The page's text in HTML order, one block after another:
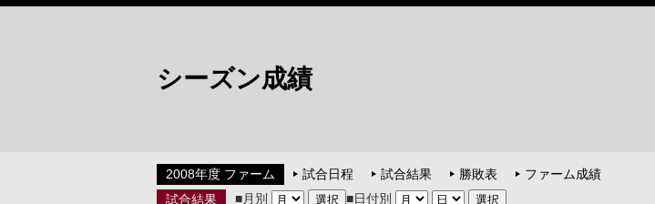
シーズン成績
2008年度 ファーム 試合日程 試合結果 勝敗表
ファーム成績
試合結果
■月別
■日付別